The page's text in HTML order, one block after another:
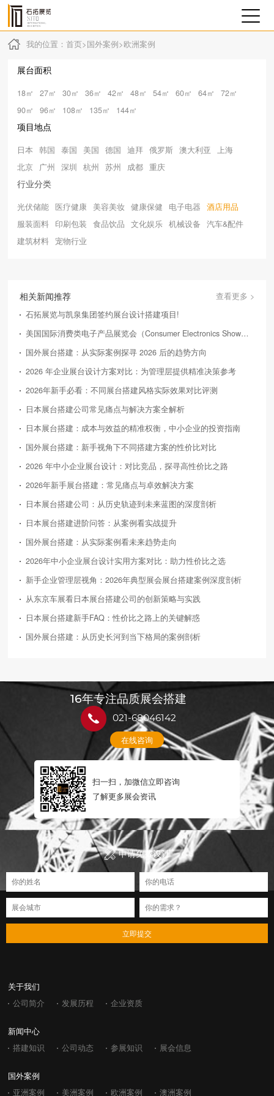
我的位置： 首页>国外案例>欧洲案例
展台面积
18㎡ 27㎡ 30㎡ 36㎡ 42㎡ 48㎡ 54㎡ 60㎡ 64㎡
72㎡
90㎡
96㎡ 108㎡ 135㎡ 144㎡
项目地点
日本 韩国 泰国 美国 德国 迪拜 俄罗斯 澳大利亚
上海
北京
广州 深圳 杭州 苏州 成都 重庆
行业分类
光伏储能 医疗健康 美容美妆 健康保健 电子电器
酒店用品
服装面料
印刷包装 食品饮品 文化娱乐 机械设备
汽车&配件
建筑材料
宠物行业
相关新闻推荐
查看更多 >
石拓展览与凯泉集团签约展台设计搭建项目!
美国国际消费类电子产品展览会（Consumer Electronics Show，简称CES）
国外展台搭建：从实际案例探寻 2026 后的趋势方向
2026 年企业展台设计方案对比：为管理层提供精准决策参考
2026年新手必看：不同展台搭建风格实际效果对比评测
日本展台搭建公司常见痛点与解决方案全解析
日本展台搭建：成本与效益的精准权衡，中小企业的投资指南
国外展台搭建：新手视角下不同搭建方案的性价比对比
2026 年中小企业展台设计：对比竞品，探寻高性价比之路
2026年新手展台搭建：常见痛点与卓效解决方案
日本展台搭建公司：从历史轨迹到未来蓝图的深度剖析
日本展台搭建进阶问答：从案例看实战提升
国外展台搭建：从实际案例看未来趋势走向
2026年中小企业展台设计实用方案对比：助力性价比之选
新手企业管理层视角：2026年典型展会展台搭建案例深度剖析
从东京车展看日本展台搭建公司的创新策略与实践
日本展台搭建新手FAQ：性价比之路上的关键解惑
国外展台搭建：从历史长河到当下格局的案例剖析
16年专注品质展会搭建
021-68046142
在线咨询
扫一扫，加微信立即咨询
了解更多展会资讯
申请免费设计
立即提交
关于我们
公司简介 发展历程 企业资质
新闻中心
搭建知识 公司动态 参展知识 展会信息
国外案例
亚洲案例 美洲案例 欧洲案例 澳洲案例